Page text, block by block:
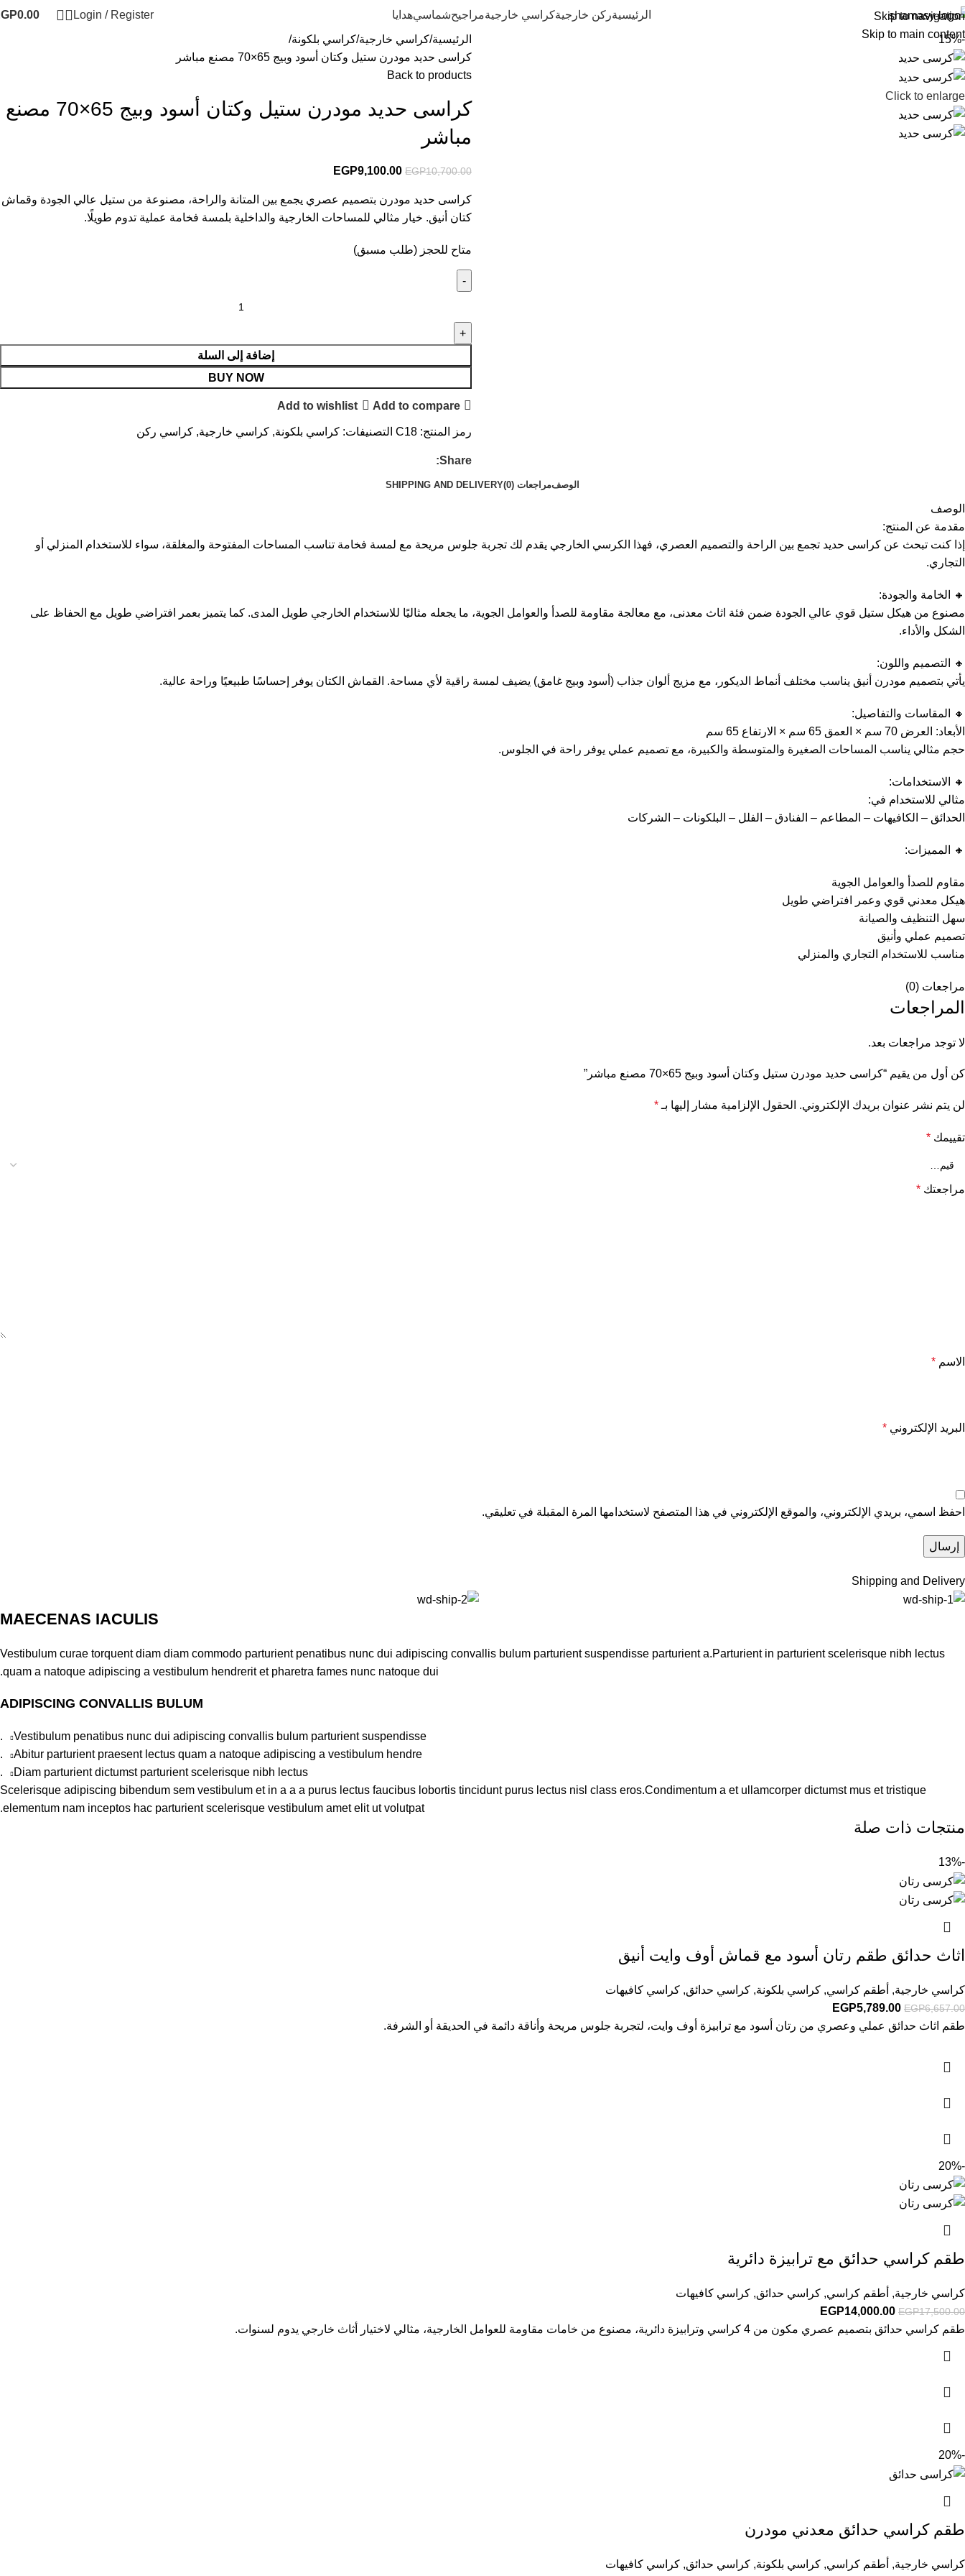
Skip to navigation
Skip to main content
الرئيسيةركن خارجيةكراسي خارجيةمراجيحشماسيهدايا Login / Register
0.00
-15%
Click to enlarge
الرئيسية كراسي خارجية كراسي بلكونة
كراسى حديد مودرن ستيل وكتان أسود وبيج 65×70 مصنع مباشر
Back to products
كراسى حديد مودرن ستيل وكتان أسود وبيج 65×70 مصنع
مباشر
EGP10,700.00
EGP9,100.00
كراسى حديد مودرن بتصميم عصري يجمع بين المتانة والراحة، مصنوعة من ستيل عالي الجودة وقماش
كتان أنيق. خيار مثالي للمساحات الخارجية والداخلية بلمسة فخامة عملية تدوم طويلًا.
متاح للحجز (طلب مسبق)
إضافة إلى السلة
BUY NOW
Add to compare
Add to wishlist
رمز المنتج: C18 التصنيفات: كراسي بلكونة, كراسي خارجية, كراسي ركن
Share:
الوصفمراجعات (0) SHIPPING AND DELIVERY
الوصف
مقدمة عن المنتج:
إذا كنت تبحث عن كراسى حديد تجمع بين الراحة والتصميم العصري، فهذا الكرسي الخارجي يقدم لك تجربة جلوس مريحة مع لمسة فخامة تناسب المساحات المفتوحة والمغلقة، سواء للاستخدام المنزلي أو
التجاري.
🔸 الخامة والجودة:
مصنوع من هيكل ستيل قوي عالي الجودة ضمن فئة اثاث معدنى، مع معالجة مقاومة للصدأ والعوامل الجوية، ما يجعله مثاليًا للاستخدام الخارجي طويل المدى. كما يتميز بعمر افتراضي طويل مع الحفاظ على
الشكل والأداء.
🔸 التصميم واللون:
يأتي بتصميم مودرن أنيق يناسب مختلف أنماط الديكور، مع مزيج ألوان جذاب (أسود وبيج غامق) يضيف لمسة راقية لأي مساحة. القماش الكتان يوفر إحساسًا طبيعيًا وراحة عالية.
🔸 المقاسات والتفاصيل:
الأبعاد: العرض 70 سم × العمق 65 سم × الارتفاع 65 سم
حجم مثالي يناسب المساحات الصغيرة والمتوسطة والكبيرة، مع تصميم عملي يوفر راحة في الجلوس.
🔸 الاستخدامات:
مثالي للاستخدام في:
الحدائق – الكافيهات – المطاعم – الفنادق – الفلل – البلكونات – الشركات
🔸 المميزات:
مقاوم للصدأ والعوامل الجوية
هيكل معدني قوي وعمر افتراضي طويل
سهل التنظيف والصيانة
تصميم عملي وأنيق
مناسب للاستخدام التجاري والمنزلي
مراجعات (0)
المراجعات
لا توجد مراجعات بعد.
كن أول من يقيم “كراسى حديد مودرن ستيل وكتان أسود وبيج 65×70 مصنع مباشر”
لن يتم نشر عنوان بريدك الإلكتروني. الحقول الإلزامية مشار إليها بـ *
تقييمك *
مراجعتك *
الاسم *
البريد الإلكتروني *
احفظ اسمي، بريدي الإلكتروني، والموقع الإلكتروني في هذا المتصفح لاستخدامها المرة المقبلة في تعليقي.
Shipping and Delivery
MAECENAS IACULIS
Vestibulum curae torquent diam diam commodo parturient penatibus nunc dui adipiscing convallis bulum parturient suspendisse parturient a.Parturient in parturient scelerisque nibh lectus
quam a natoque adipiscing a vestibulum hendrerit et pharetra fames nunc natoque dui.
ADIPISCING CONVALLIS BULUM
Vestibulum penatibus nunc dui adipiscing convallis bulum parturient suspendisse.
Abitur parturient praesent lectus quam a natoque adipiscing a vestibulum hendre.
Diam parturient dictumst parturient scelerisque nibh lectus.
Scelerisque adipiscing bibendum sem vestibulum et in a a a purus lectus faucibus lobortis tincidunt purus lectus nisl class eros.Condimentum a et ullamcorper dictumst mus et tristique
elementum nam inceptos hac parturient scelerisque vestibulum amet elit ut volutpat.
منتجات ذات صلة
-13%
اثاث حدائق طقم رتان أسود مع قماش أوف وايت أنيق
كراسي خارجية, أطقم كراسي, كراسي بلكونة, كراسي حدائق, كراسي كافيهات
EGP6,657.00
EGP5,789.00
طقم اثاث حدائق عملي وعصري من رتان أسود مع ترابيزة أوف وايت، لتجربة جلوس مريحة وأناقة دائمة في الحديقة أو الشرفة.
-20%
طقم كراسي حدائق مع ترابيزة دائرية
كراسي خارجية, أطقم كراسي, كراسي حدائق, كراسي كافيهات
EGP17,500.00
EGP14,000.00
طقم كراسي حدائق بتصميم عصري مكون من 4 كراسي وترابيزة دائرية، مصنوع من خامات مقاومة للعوامل الخارجية، مثالي لاختيار أثاث خارجي يدوم لسنوات.
-20%
طقم كراسي حدائق معدني مودرن
كراسي خارجية, أطقم كراسي, كراسي بلكونة, كراسي حدائق, كراسي كافيهات